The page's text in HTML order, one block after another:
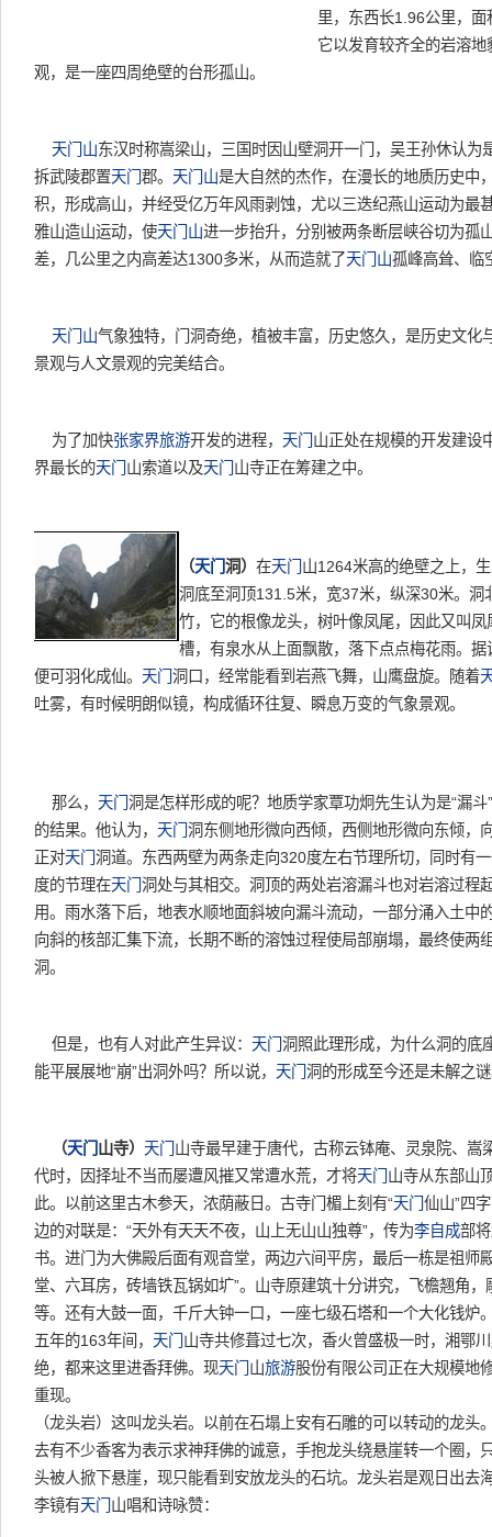
里，东西长1.96公里，
它以发育较齐全的岩溶地
观，是一座四周绝壁的台形孤山。
天门山东汉时称嵩梁山，三国时因山壁洞开一门，吴王孙休认为
拆武陵郡置天门 郡。 天门山是大自然的杰作，在漫长的地质历史中
积，形成高山，并经受亿万年风雨剥蚀，尤以三迭纪燕山运动为最
雅山造山运动，使天门山进一步抬升，分别被两条断层峡谷切为孤
差，几公里之内高差达1300多米，从而造就了天门山孤峰高耸、临
天门山气象独特，门洞奇绝，植被丰富，历史悠久，是历史文化
景观与人文景观的完美结合。
为了加快张家界旅游开发的进程， 天门 山正处在规模的开发建设
界最长的天门 山索道以及天门 山寺正在筹建之中。
（天门 洞） 在天门 山1264米高的绝壁之上，
洞底至洞顶131.5米，宽37米，纵深30米。洞
竹，它的根像龙头，树叶像凤尾，因此又叫
槽，有泉水从上面飘散，落下点点梅花雨。
便可羽化成仙。 天门 洞口，经常能看到岩燕飞舞，山鹰盘旋。随着
吐雾，有时候明朗似镜，构成循环往复、瞬息万变的气象景观。
那么， 天门 洞是怎样形成的呢？地质学家覃功炯先生认为是“漏斗
的结果。他认为， 天门 洞东侧地形微向西倾，西侧地形微向东倾，
正对天门 洞道。东西两壁为两条走向320度左右节理所切，同时有
度的节理在天门 洞处与其相交。洞顶的两处岩溶漏斗也对岩溶过程
用。雨水落下后，地表水顺地面斜坡向漏斗流动，一部分涌入土中
向斜的核部汇集下流，长期不断的溶蚀过程使局部崩塌，最终使两
洞。
但是，也有人对此产生异议： 天门 洞照此理形成，为什么洞的底
能平展展地“崩”出洞外吗？所以说， 天门 洞的形成至今还是未解之
（天门 山寺） 天门 山寺最早建于唐代，古称云钵庵、灵泉院、嵩
代时，因择址不当而屡遭风摧又常遭水荒，才将天门 山寺从东部山
此。以前这里古木参天，浓荫蔽日。古寺门楣上刻有“天门 仙山”四
边的对联是：“天外有天天不夜，山上无山山独尊”，传为李自成部
书。进门为大佛殿后面有观音堂，两边六间平房，最后一栋是祖师
堂、六耳房，砖墙铁瓦锅如圹”。山寺原建筑十分讲究，飞檐翘角，
等。还有大鼓一面，千斤大钟一口，一座七级石塔和一个大化钱炉
五年的163年间， 天门 山寺共修葺过七次，香火曾盛极一时，湘鄂
绝，都来这里进香拜佛。现天门 山旅游股份有限公司正在大规模地
重现。
（龙头岩）这叫龙头岩。以前在石塌上安有石雕的可以转动的龙头
去有不少香客为表示求神拜佛的诚意，手抱龙头绕悬崖转一个圈，
头被人掀下悬崖，现只能看到安放龙头的石坑。龙头岩是观日出去
李镜有天门 山唱和诗咏赞：